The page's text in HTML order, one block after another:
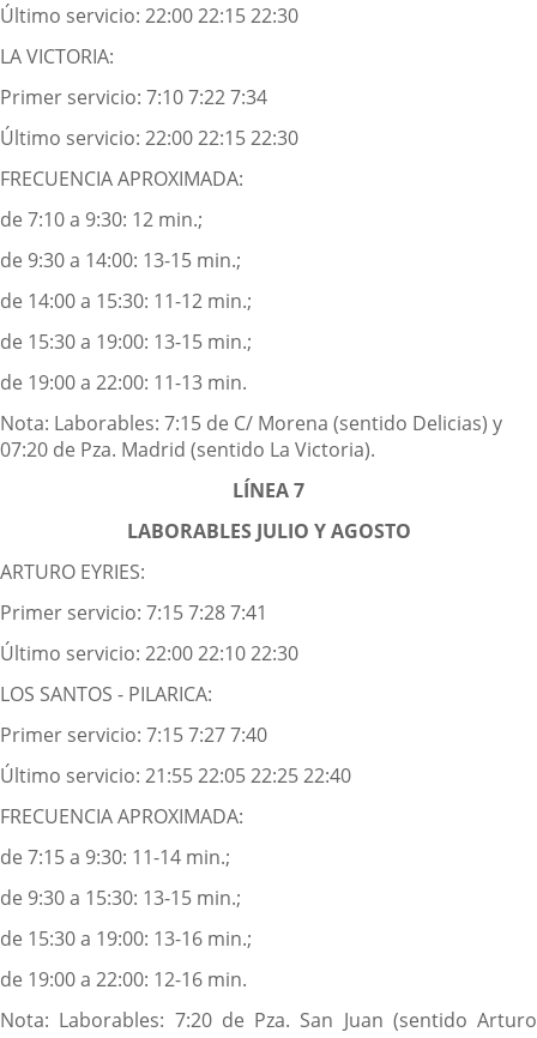
Último servicio: 22:00 22:15 22:30
LA VICTORIA:
Primer servicio: 7:10 7:22 7:34
Último servicio: 22:00 22:15 22:30
FRECUENCIA APROXIMADA:
de 7:10 a 9:30: 12 min.;
de 9:30 a 14:00: 13-15 min.;
de 14:00 a 15:30: 11-12 min.;
de 15:30 a 19:00: 13-15 min.;
de 19:00 a 22:00: 11-13 min.
Nota: Laborables: 7:15 de C/ Morena (sentido Delicias) y
07:20 de Pza. Madrid (sentido La Victoria).
LÍNEA 7
LABORABLES JULIO Y AGOSTO
ARTURO EYRIES:
Primer servicio: 7:15 7:28 7:41
Último servicio: 22:00 22:10 22:30
LOS SANTOS - PILARICA:
Primer servicio: 7:15 7:27 7:40
Último servicio: 21:55 22:05 22:25 22:40
FRECUENCIA APROXIMADA:
de 7:15 a 9:30: 11-14 min.;
de 9:30 a 15:30: 13-15 min.;
de 15:30 a 19:00: 13-16 min.;
de 19:00 a 22:00: 12-16 min.
Nota: Laborables: 7:20 de Pza. San Juan (sentido Arturo